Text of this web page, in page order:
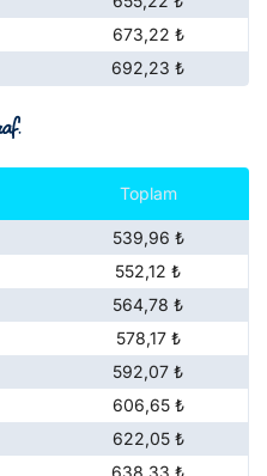
673,22 ₺
692,23 ₺
Toplam
539,96 ₺
552,12 ₺
564,78 ₺
578,17 ₺
592,07 ₺
606,65 ₺
622,05 ₺
638,33 ₺